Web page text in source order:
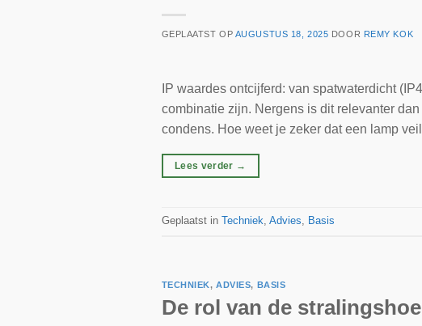
GEPLAATST OP AUGUSTUS 18, 2025 DOOR REMY KOK
IP waardes ontcijferd: van spatwaterdicht
combinatie zijn. Nergens is dit relevanter
condens. Hoe weet je zeker dat een lamp
Lees verder →
Geplaatst in Techniek, Advies, Basis
TECHNIEK,ADVIES, BASIS
De rol van de